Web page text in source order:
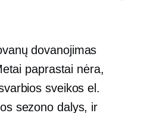
dovanojimas
paprastai nėra,
sveikos el.
sezono dalys, ir